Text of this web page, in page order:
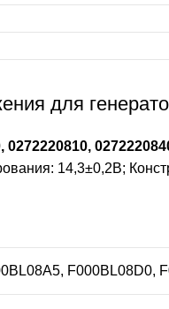
для
14,3±0,2В;
F000BL08D0,